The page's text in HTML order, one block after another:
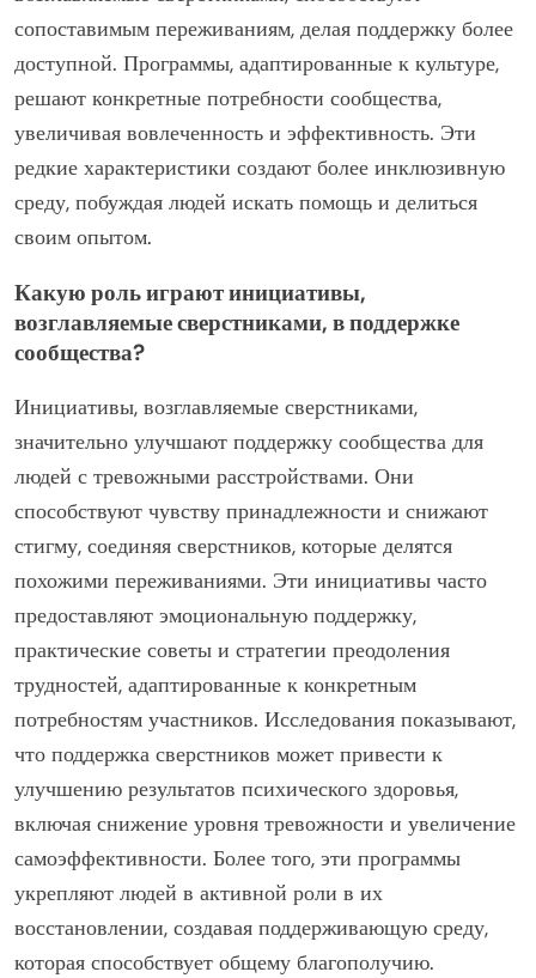
Поддержка сообщества для людей с тревожными
расстройствами может быть улучшена за счет
уникальных характеристик, таких как инициативы,
возглавляемые сверстниками, и программы,
адаптированные к культуре. Инициативы,
возглавляемые сверстниками, способствуют
доступной. Программы, адаптированные к культуре,
решают конкретные потребности сообщества,
редкие характеристики создают более инклюзивную
среду, побуждая людей искать помощь и делиться
своим опытом.
возглавляемые сверстниками, в поддержке
сообщества?
Инициативы, возглавляемые сверстниками,
значительно улучшают поддержку сообщества для
людей с тревожными расстройствами. Они
способствуют чувству принадлежности и снижают
стигму, соединяя сверстников, которые делятся
похожими переживаниями. Эти инициативы часто
предоставляют эмоциональную поддержку,
практические советы и стратегии преодоления
трудностей, адаптированные к конкретным
потребностям участников. Исследования показывают,